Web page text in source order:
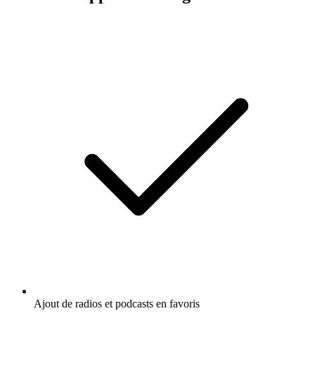
Ajout de radios et podcasts en favoris